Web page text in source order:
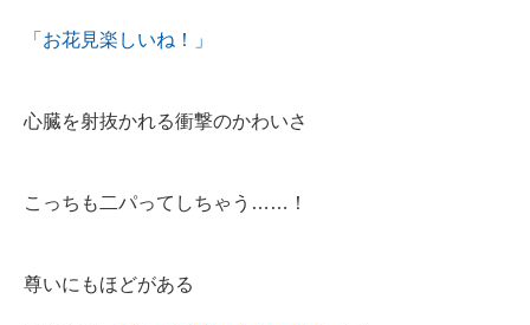
「お花見楽しいね！」
心臓を射抜かれる衝撃のかわいさ
こっちも二パってしちゃう……！
尊いにもほどがある